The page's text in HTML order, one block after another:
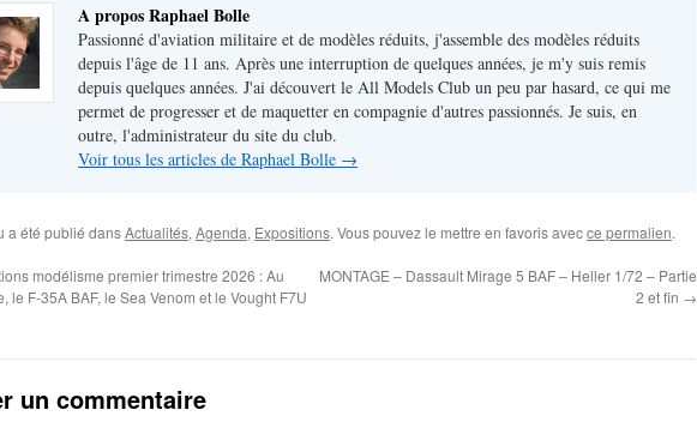
A propos Raphael Bolle
Passionné d'aviation militaire et de modèles réduits, j'assemble des modèles réduits
depuis l'âge de 11 ans. Après une interruption de quelques années, je m'y suis remis
depuis quelques années. J'ai découvert le All Models Club un peu par hasard, ce qui me
permet de progresser et de maquetter en compagnie d'autres passionnés. Je suis, en
outre, l'administrateur du site du club.
Voir tous les articles de Raphael Bolle →
a été publié dansActualités, Agenda, Expositions. Vous pouvez le mettre en favoris avecce permalien.
modélisme premier trimestre 2026 : Au
le F-35A BAF, le Sea Venom et le Vought F7U
MONTAGE – Dassault Mirage 5 BAF – Heller 1/72 – Partie
2 et fin →
un commentaire